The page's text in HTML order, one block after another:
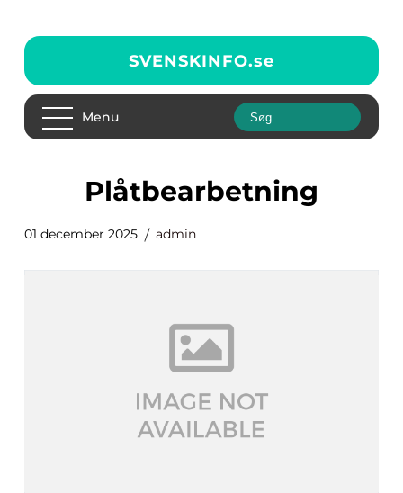
SVENSKINFO.se
Menu
plåtbearbetning
01 december 2025 admin